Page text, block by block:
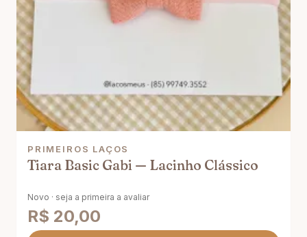
PRIMEIROS LAÇOS
Tiara Basic Gabi — Lacinho Clássico
Novo · seja a primeira a avaliar
R$ 20,00